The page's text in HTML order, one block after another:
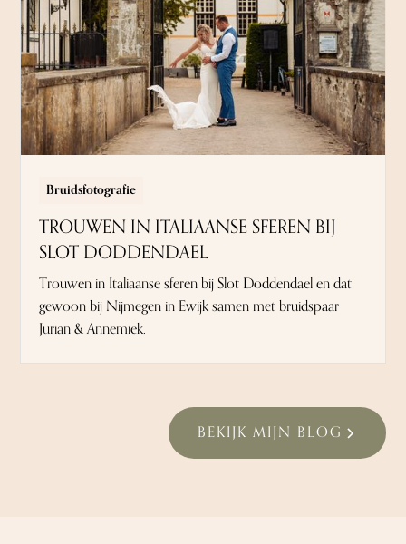
Bruidsfotografie
TROUWEN IN ITALIAANSE SFEREN BIJ
SLOT DODDENDAEL
Trouwen in Italiaanse sferen bij Slot Doddendael en dat
gewoon bij Nijmegen in Ewijk samen met bruidspaar
Jurian & Annemiek.
BEKIJK MIJN BLOG